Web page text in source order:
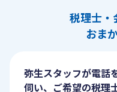
税理士・
おま
弥生スタッフが電話
伺い、ご希望の税理